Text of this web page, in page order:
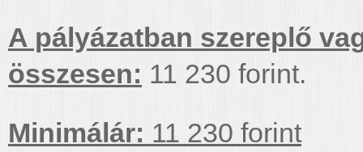
A pályázatban szereplő
összesen: 11 230 forint.
Minimálár: 11 230 forint